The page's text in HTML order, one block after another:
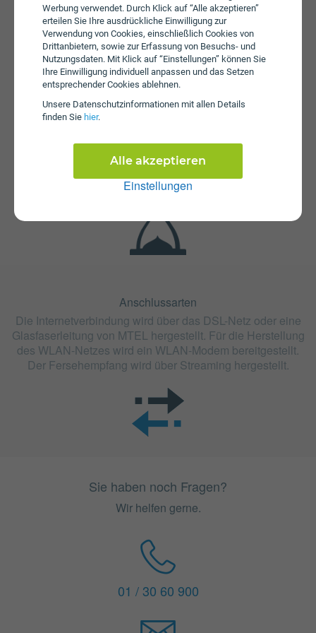
Werbung verwendet. Durch Klick auf “Alle akzeptieren”
erteilen Sie Ihre ausdrückliche Einwilligung zur
Verwendung von Cookies, einschließlich Cookies von
Drittanbietern, sowie zur Erfassung von Besuchs- und
Nutzungsdaten. Mit Klick auf “Einstellungen” können Sie
Ihre Einwilligung individuell anpassen und das Setzen
entsprechender Cookies ablehnen.
Unsere Daten­schutz­informationen mit allen Details
finden Sie hier.
Einstellungen
Alle akzeptieren
Die Vertragslaufzeit bei Surf & Stream 550 beträgt 24
Monate. Die Kündigungsfrist beträgt 1 Monat.
Anschlussarten
Die Internetverbindung wird über das DSL-Netz oder eine
Glasfaserleitung von MTEL hergestellt. Für die Herstellung
des WLAN-Netzes wird ein WLAN-Modem bereitgestellt.
Der Fersehempfang wird über Streaming hergestellt.
Sie haben noch Fragen?
Wir helfen gerne.
01 / 30 60 900